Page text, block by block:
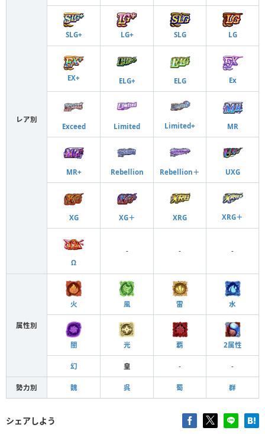
レア別
SLG+ LG+ SLG LG
EX+ ELG+ ELG Ex
Exceed Limited Limited+ MR
MR+ Rebellion Rebellion＋ UXG
XG XG＋ XRG XRG＋
Ω
- - -
属性別
火 風 雷 水
闇 光 覇 2属性
幻 皇 - -
勢力別 魏 呉 蜀 群
シェアしよう